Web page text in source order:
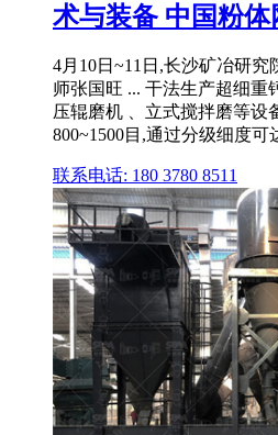
术与装备 中国粉体
4月10日~11日,长沙矿冶研
师张国旺 ... 干法生产超细重
压辊磨机 、立式搅拌磨等设
800~1500目,通过分级细度可
联系电话: 180 3780 8511